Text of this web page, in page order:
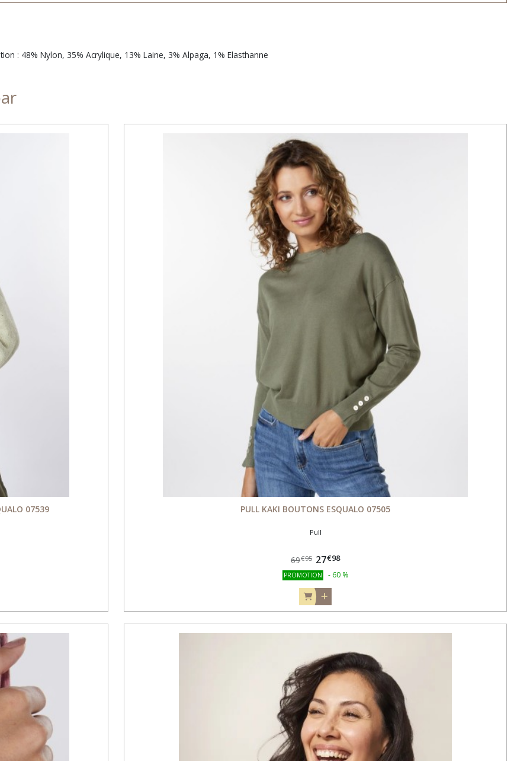
: 48% Nylon, 35% Acrylique, 13% Laine, 3% Alpaga, 1% Elasthanne
07539 PULL KAKI BOUTONS ESQUALO 07505
Pull
69€95 27€98
PROMOTION - 60 %